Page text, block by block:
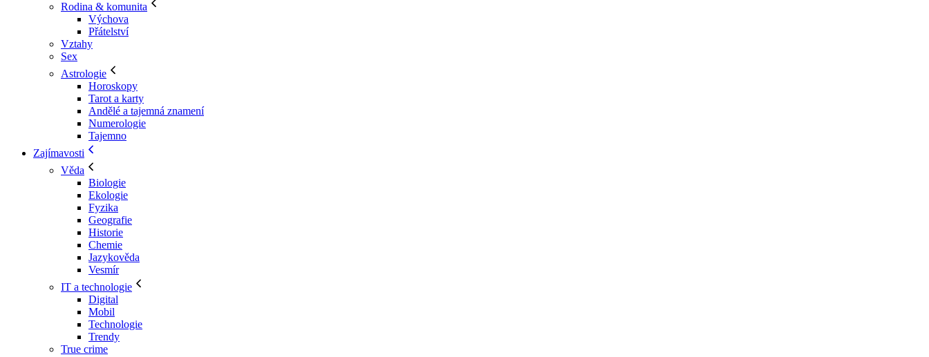
Rodina & komunita
Výchova
Přátelství
Vztahy
Sex
Astrologie
Horoskopy
Tarot a karty
Andělé a tajemná znamení
Numerologie
Tajemno
Zajímavosti
Věda
Biologie
Ekologie
Fyzika
Geografie
Historie
Chemie
Jazykověda
Vesmír
IT a technologie
Digital
Mobil
Technologie
Trendy
True crime